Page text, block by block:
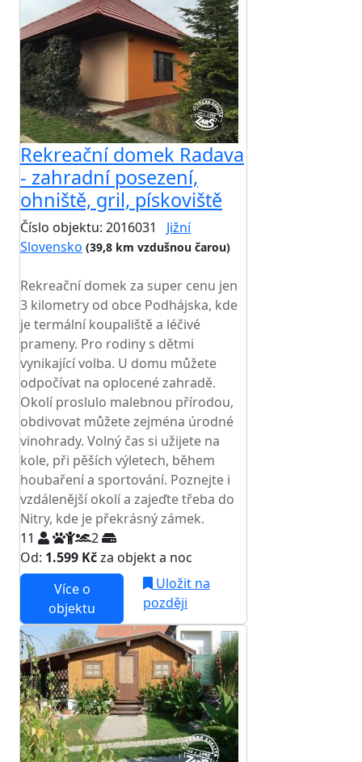
Rekreační domek Radava
- zahradní posezení,
ohniště, gril, pískoviště
Číslo objektu: 2016031
Jižní
Slovensko (39,8 km vzdušnou čarou)
Rekreační domek za super cenu jen
3 kilometry od obce Podhájska, kde
je termální koupaliště a léčivé
prameny. Pro rodiny s dětmi
vynikající volba. U domu můžete
odpočívat na oplocené zahradě.
Okolí proslulo malebnou přírodou,
obdivovat můžete zejména úrodné
vinohrady. Volný čas si užijete na
kole, při pěších výletech, během
houbaření a sportování. Poznejte i
vzdálenější okolí a zajeďte třeba do
Nitry, kde je překrásný zámek.
11
2
Od: 1.599 Kčza objekt a noc
Více o
objektu
Uložit na
později